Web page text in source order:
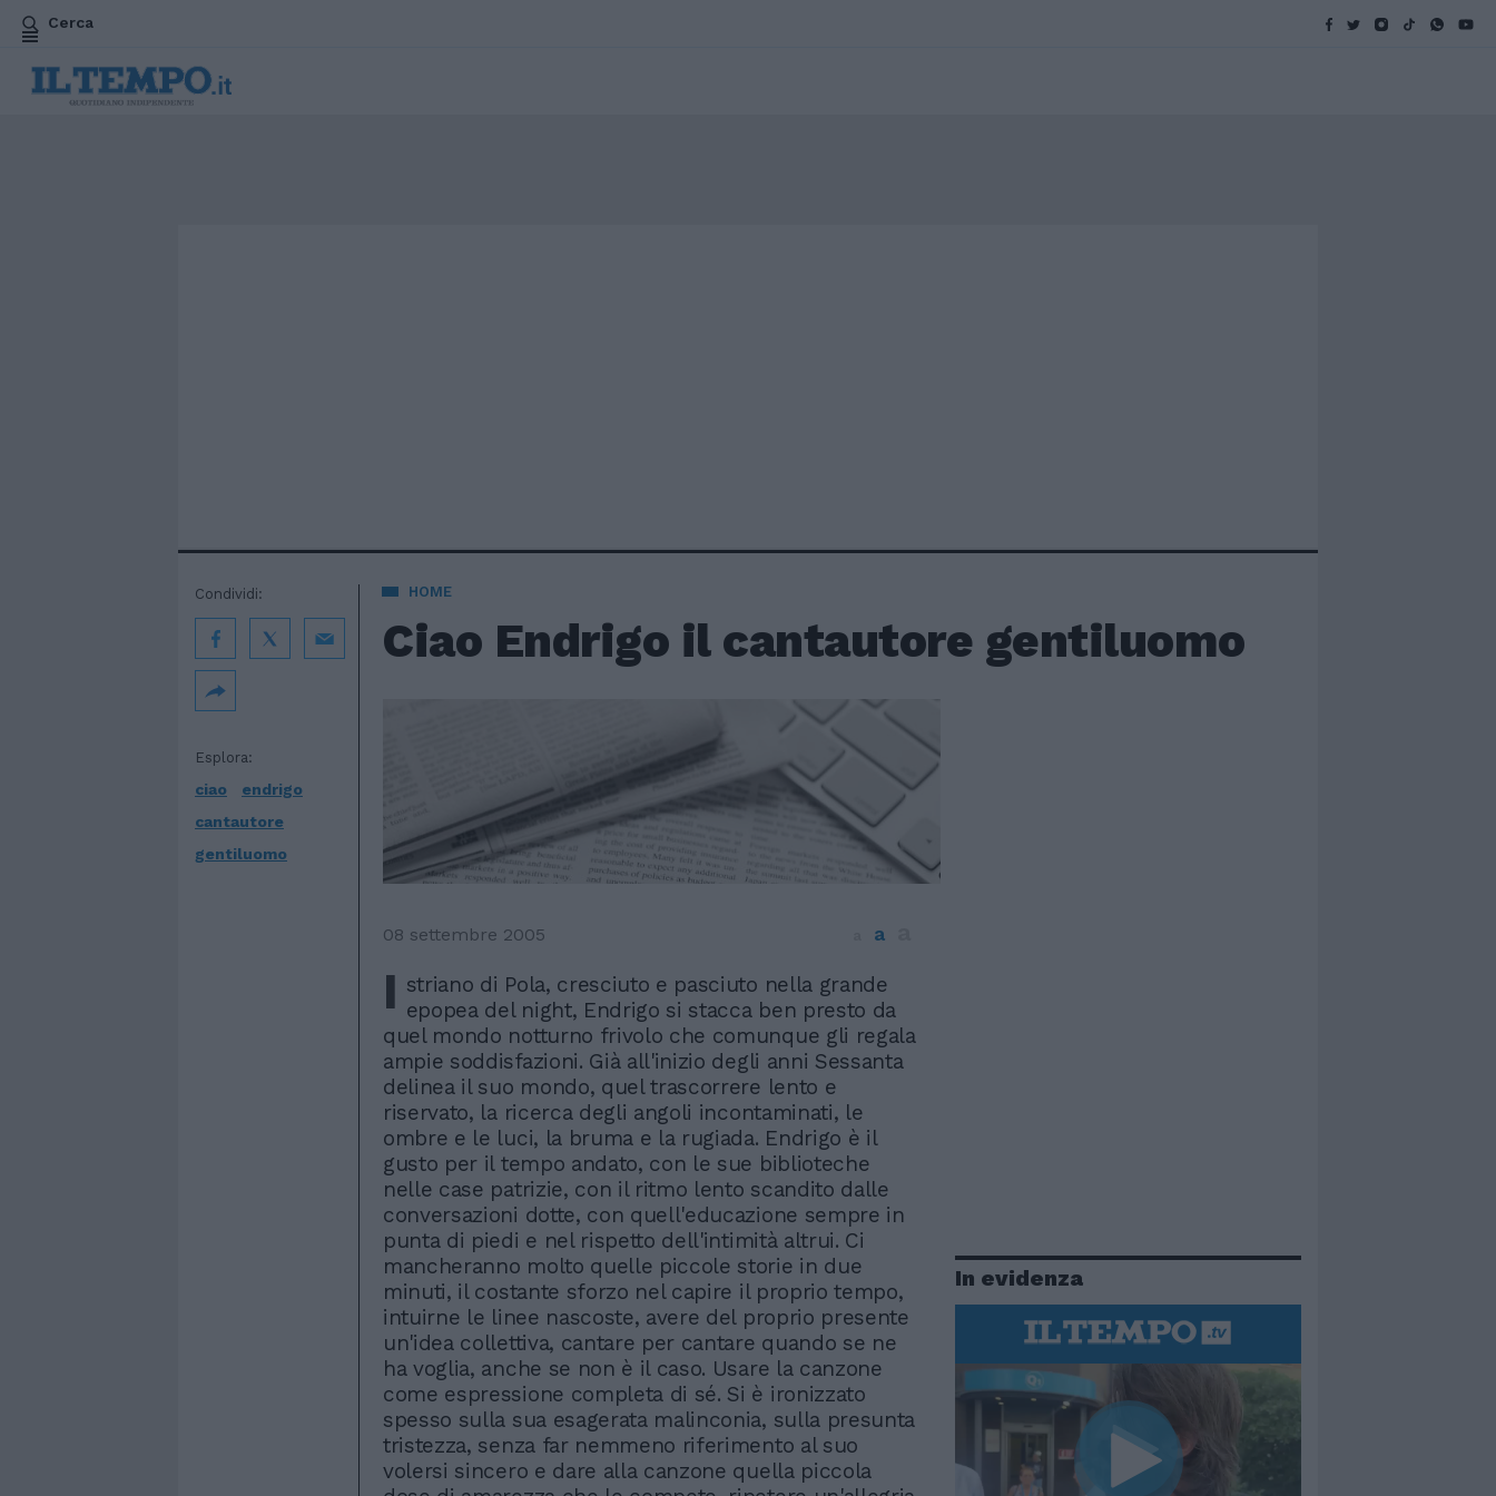
Cerca
HOME
Ciao Endrigo il cantautore gentiluomo
Esplora:
ciao
endrigo
cantautore
gentiluomo
Condividi:
08 settembre 2005 a
I striano di Pola, cresciuto e pasciuto nella grande
epopea del night, Endrigo si stacca ben presto da
quel mondo notturno frivolo che comunque gli regala
ampie soddisfazioni. Già all'inizio degli anni Sessanta
delinea il suo mondo, quel trascorrere lento e
riservato, la ricerca degli angoli incontaminati, le
ombre e le luci, la bruma e la rugiada. Endrigo è il
gusto per il tempo andato, con le sue biblioteche
nelle case patrizie, con il ritmo lento scandito dalle
conversazioni dotte, con quell'educazione sempre in
punta di piedi e nel rispetto dell'intimità altrui. Ci
mancheranno molto quelle piccole storie in due
minuti, il costante sforzo nel capire il proprio tempo,
intuirne le linee nascoste, avere del proprio presente
un'idea collettiva, cantare per cantare quando se ne
ha voglia, anche se non è il caso. Usare la canzone
come espressione completa di sé. Si è ironizzato
spesso sulla sua esagerata malinconia, sulla presunta
tristezza, senza far nemmeno riferimento al suo
volersi sincero e dare alla canzone quella piccola
In evidenza